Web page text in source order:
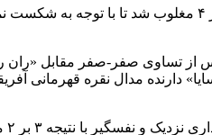
نماینده وزن ۶۰- کیلوگرم کاراته کشورمان در دور سوم به مصاف «عبدالسلام امکناسی» دارنده مدال طلای قهرمانی
عبور کرد. او در دور دوم نیز پس از تساوی صفر-